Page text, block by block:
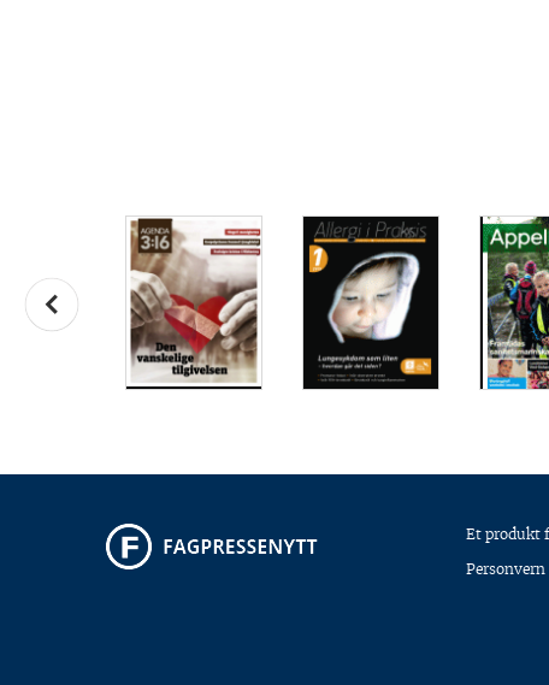
Et produkt
Personvern